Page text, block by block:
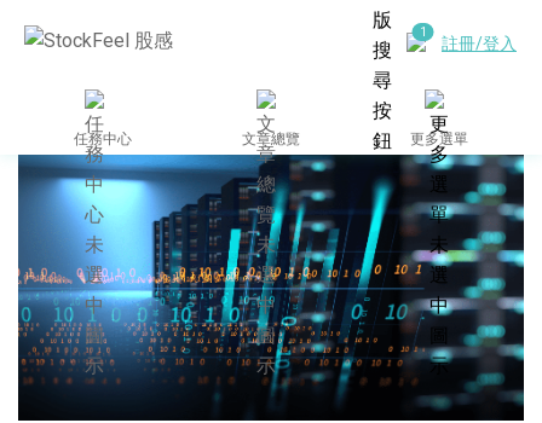
註冊/登入
任務中心 文章總覽 更多選單